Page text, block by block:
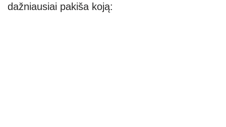
dažniausiai pakiša koją: